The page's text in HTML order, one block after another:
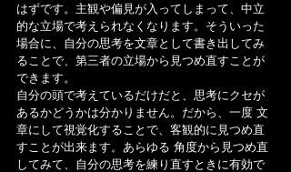
はずです。主観や偏見が入ってしまって、中立
的な立場で考えられなくなります。そういった
場合に、自分の思考を文章として書き出してみ
ることで、第三者の立場から見つめ直すことが
できます。
自分の頭で考えているだけだと、思考にクセが
あるかどうかは分かりません。だから、一度 文
章にして視覚化することで、客観的に見つめ直
すことが出来ます。あらゆる 角度から見つめ直
してみて、自分の思考を練り直すときに有効で